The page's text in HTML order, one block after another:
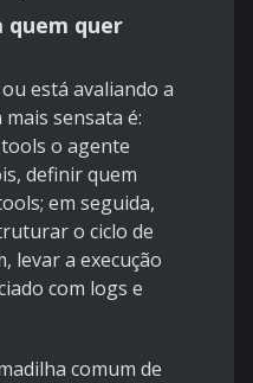
quer
está avaliando a
sensata é:
o agente
definir quem
em seguida,
o ciclo de
levar a execução
com logs e
comum de